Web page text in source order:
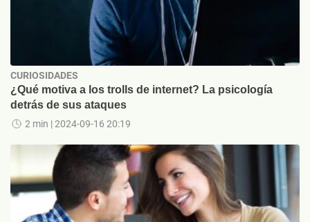
CURIOSIDADES
¿Qué motiva a los trolls de internet? La psicología
detrás de sus ataques
2 min | 2024-09-16 20:19